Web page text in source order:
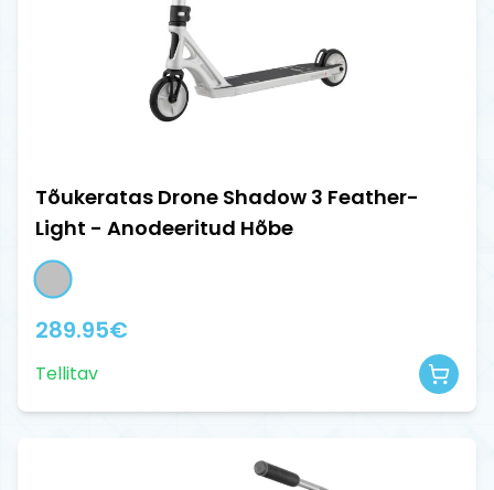
Tõukeratas Drone Shadow 3 Feather-
Light - Anodeeritud Hõbe
289.95€
Tellitav